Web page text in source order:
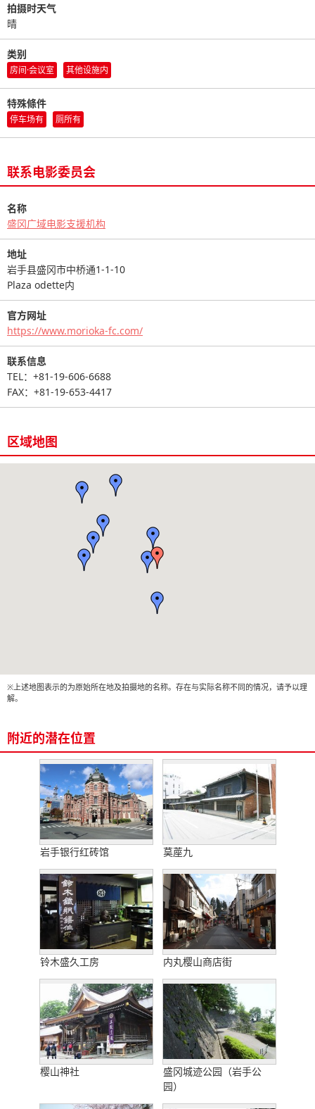
拍摄时天气
晴
类别
房间·会议室 其他设施内
特殊條件
停车场有 厕所有
联系电影委员会
名称
盛冈广域电影支援机构
地址
岩手县盛冈市中桥通1-1-10
Plaza odette内
官方网址
https://www.morioka-fc.com/
联系信息
TEL：+81-19-606-6688
FAX：+81-19-653-4417
区域地图
※上述地图表示的为原始所在地及拍摄地的名称。存在与实际名称不同的情况，请予以理
解。
附近的潜在位置
岩手银行红砖馆 茣蓙九
铃木盛久工房 内丸樱山商店街
樱山神社
盛冈城迹公园（岩手公
园）